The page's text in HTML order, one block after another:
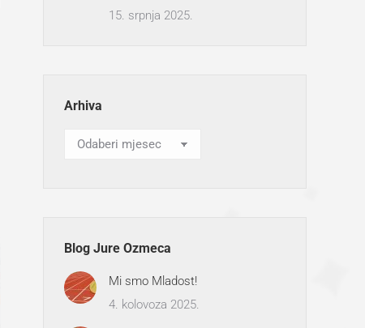
15. srpnja 2025.
Arhiva
Arhiva
Blog Jure Ozmeca
Mi smo Mladost!
4. kolovoza 2025.